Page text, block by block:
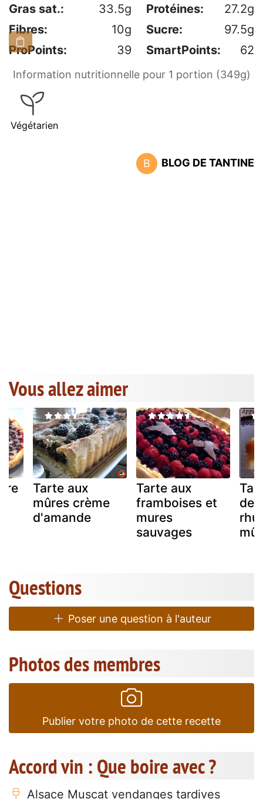
Gras sat.:
33.5g Protéines:
27.2g
Fibres:
10g Sucre:
97.5g
ProPoints:
39 SmartPoints: 62
Information nutritionnelle pour 1 portion (349g)
Végétarien
B BLOG DE TANTINE
Vous allez aimer
Tarte aux
mûres crème
d'amande
Tarte aux
framboises et
mures
sauvages
de
Questions
Poser une question à l'auteur
Photos des membres
Publier votre photo de cette recette
Accord vin : Que boire avec ?
Alsace Muscat vendanges tardives